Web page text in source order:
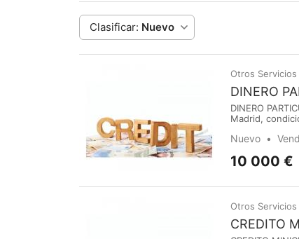
Clasificar: Nuevo
Otros Servicios
DINERO
DINERO
Madrid,
ayudarle,
Nuevo
10 000 €
Otros Servicios
CREDITO